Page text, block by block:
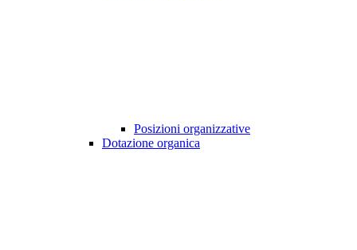
Posizioni organizzative
Dotazione organica